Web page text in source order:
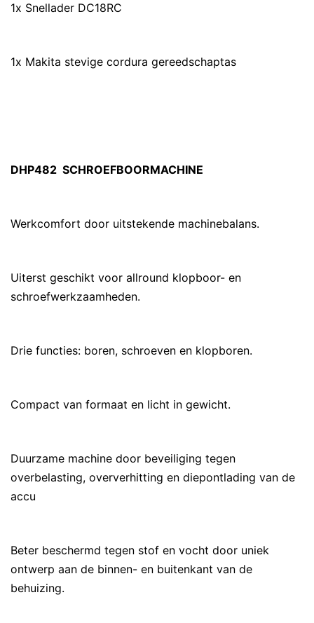
1x Snellader DC18RC
1x Makita stevige cordura gereedschaptas
DHP482 SCHROEFBOORMACHINE
Werkcomfort door uitstekende machinebalans.
Uiterst geschikt voor allround klopboor- en
schroefwerkzaamheden.
Drie functies: boren, schroeven en klopboren.
Compact van formaat en licht in gewicht.
Duurzame machine door beveiliging tegen
overbelasting, oververhitting en diepontlading van de
accu
Beter beschermd tegen stof en vocht door uniek
ontwerp aan de binnen- en buitenkant van de
behuizing.